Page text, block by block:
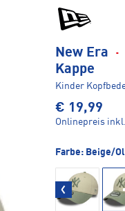
New Era ·
Kappe
Kinder
€ 19,99
Onlinepreis
Farbe: Beige/